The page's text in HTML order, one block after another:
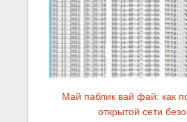
Май паблик вай фай: как
открытой сети